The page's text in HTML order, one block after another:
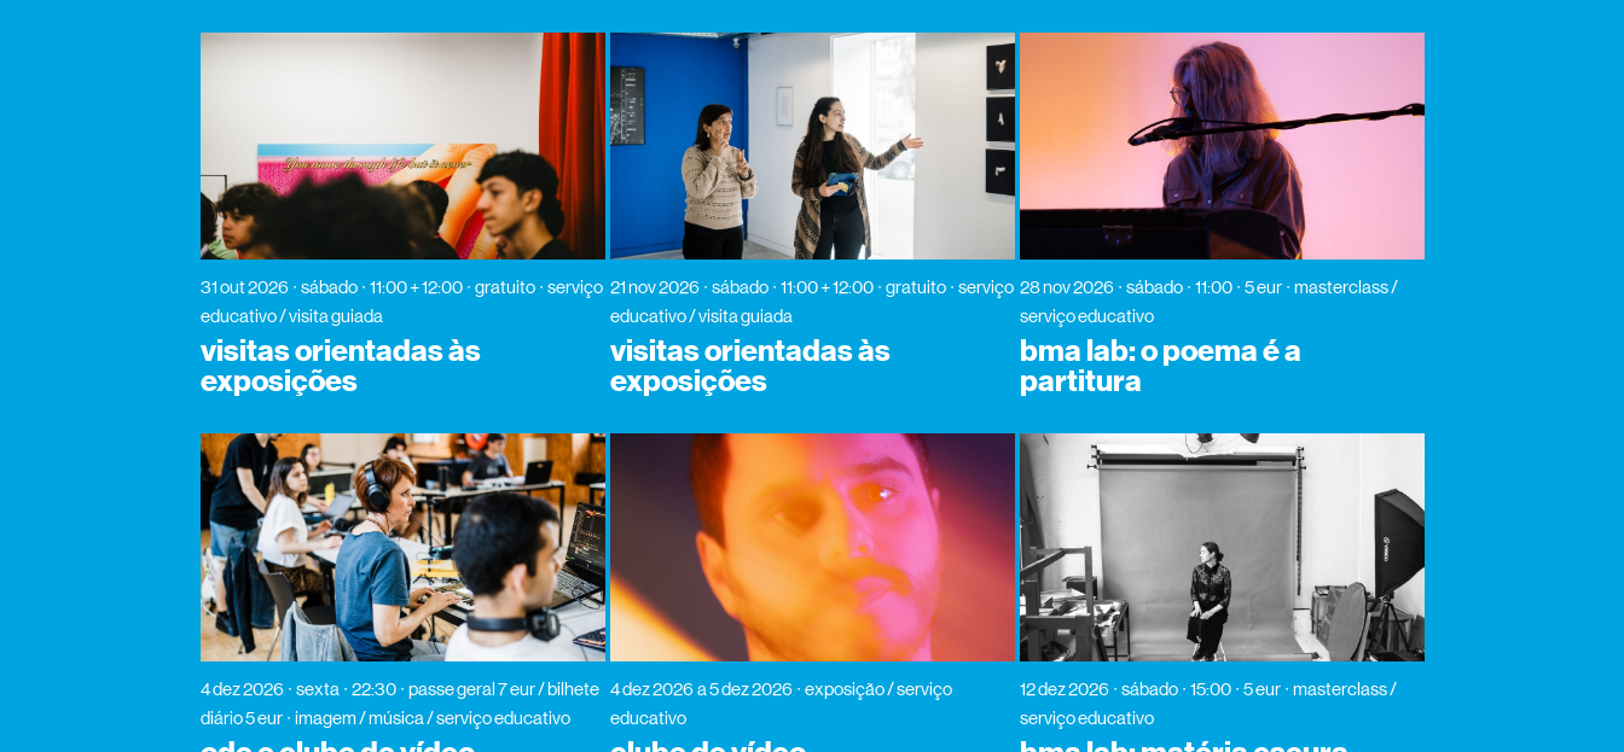
31 out 2026 sábado 11:00 + 12:00 gratuito
serviço
educativo / visita guiada
visitas orientadas às
exposições
21 nov 2026 sábado 11:00 + 12:00 gratuito
serviço
educativo / visita guiada
visitas orientadas às
exposições
28 nov 2026 sábado 11:00 5 eur
masterclass /
serviço educativo
bma lab: o poema é a
partitura
4 dez 2026 sexta 22:30
passe geral 7 eur / bilhete
diário 5 eur
imagem / música / serviço educativo
4 dez 2026 a 5 dez 2026
exposição / serviço
educativo
12 dez 2026 sábado 15:00 5 eur
masterclass /
serviço educativo